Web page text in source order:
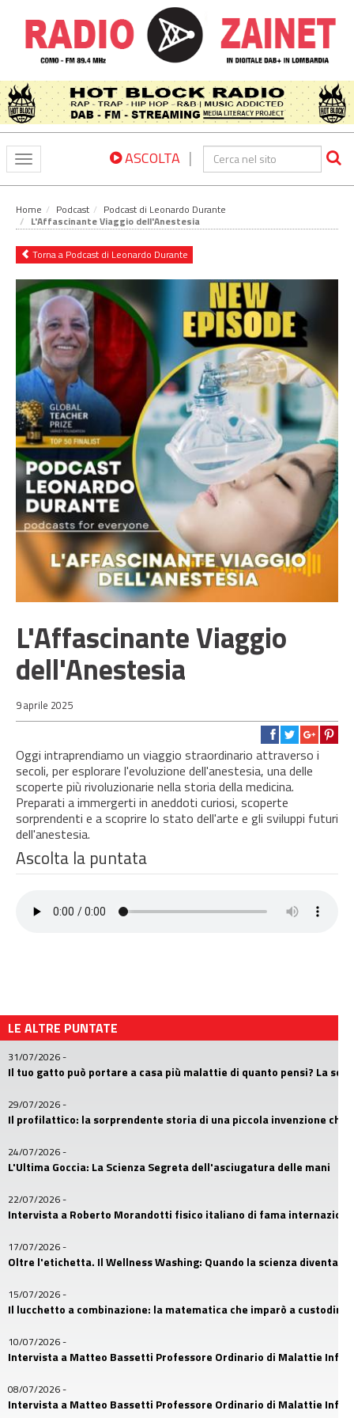
Toggle
navigation
ASCOLTA |
Home Podcast Podcast di Leonardo Durante
L'Affascinante Viaggio dell'Anestesia
Torna a Podcast di Leonardo Durante
L'Affascinante Viaggio
dell'Anestesia
9 aprile 2025
Oggi intraprendiamo un viaggio straordinario attraverso i
secoli, per esplorare l'evoluzione dell'anestesia, una delle
scoperte più rivoluzionarie nella storia della medicina.
Preparati a immergerti in aneddoti curiosi, scoperte
sorprendenti e a scoprire lo stato dell'arte e gli sviluppi futuri
dell'anestesia.
Ascolta la puntata
LE ALTRE PUNTATE
31/07/2026-
Il tuo gatto può portare a casa più malattie di quanto pensi? La
29/07/2026-
Il profilattico: la sorprendente storia di una piccola invenzione
24/07/2026-
L'Ultima Goccia: La Scienza Segreta dell'asciugatura delle mani
22/07/2026-
Intervista a Roberto Morandotti fisico italiano di fama
17/07/2026-
Oltre l'etichetta. Il Wellness Washing: Quando la scienza diventa
15/07/2026-
Il lucchetto a combinazione: la matematica che imparò a custodire
10/07/2026-
Intervista a Matteo Bassetti Professore Ordinario di Malattie
08/07/2026-
Intervista a Matteo Bassetti Professore Ordinario di Malattie